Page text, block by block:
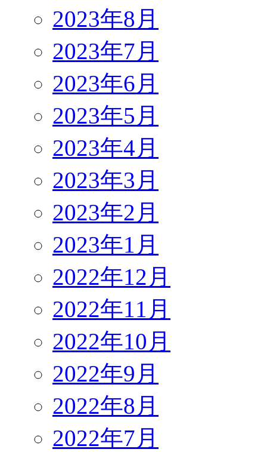
2023年8月
2023年7月
2023年6月
2023年5月
2023年4月
2023年3月
2023年2月
2023年1月
2022年12月
2022年11月
2022年10月
2022年9月
2022年8月
2022年7月